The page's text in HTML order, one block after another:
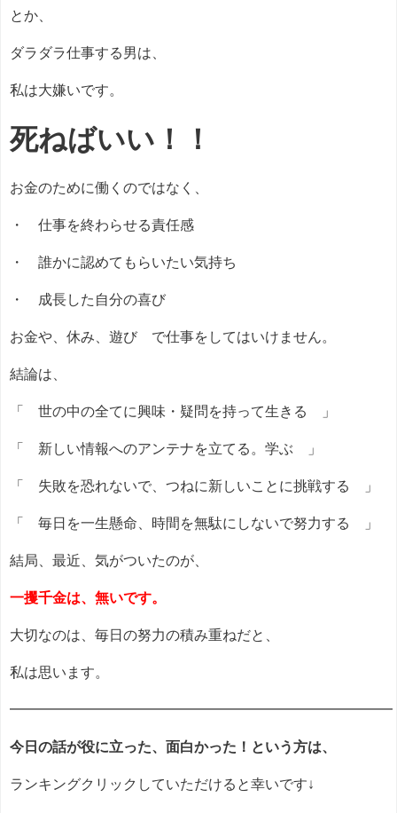
とか、
ダラダラ仕事する男は、
私は大嫌いです。
死ねばいい！！
お金のために働くのではなく、
・ 仕事を終わらせる責任感
・ 誰かに認めてもらいたい気持ち
・ 成長した自分の喜び
お金や、休み、遊び で仕事をしてはいけません。
結論は、
「 世の中の全てに興味・疑問を持って生きる 」
「 新しい情報へのアンテナを立てる。学ぶ 」
「 失敗を恐れないで、つねに新しいことに挑戦する 」
「 毎日を一生懸命、時間を無駄にしないで努力する 」
結局、最近、気がついたのが、
一攫千金は、無いです。
大切なのは、毎日の努力の積み重ねだと、
私は思います。
━━━━━━━━━━━━━━━━━━━━━━━━━━━
今日の話が役に立った、面白かった！という方は、
ランキングクリックしていただけると幸いです↓